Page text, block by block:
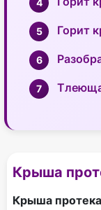
Горит
Крыша
Крыша